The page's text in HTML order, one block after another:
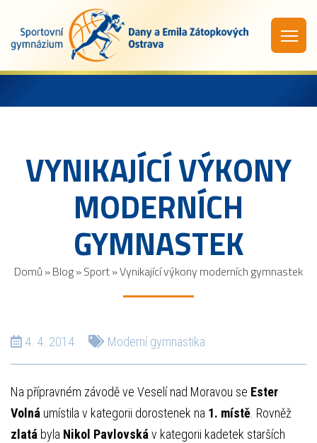
VYNIKAJÍCÍ VÝKONY
MODERNÍCH
GYMNASTEK
Domů »Blog»Sport»Vynikající výkony moderních gymnastek
4. 4. 2014 Moderní gymnastika
Na přípravném závodě ve Veselí nad Moravou se Ester
Volná umístila v kategorii dorostenek na 1. místě. Rovněž
zlatá byla Nikol Pavlovskáv kategorii kadetek starších